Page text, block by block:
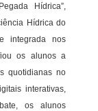
Hídrica”,
Hídrica do
integrada nos
os alunos a
quotidianas no
interativas,
os alunos